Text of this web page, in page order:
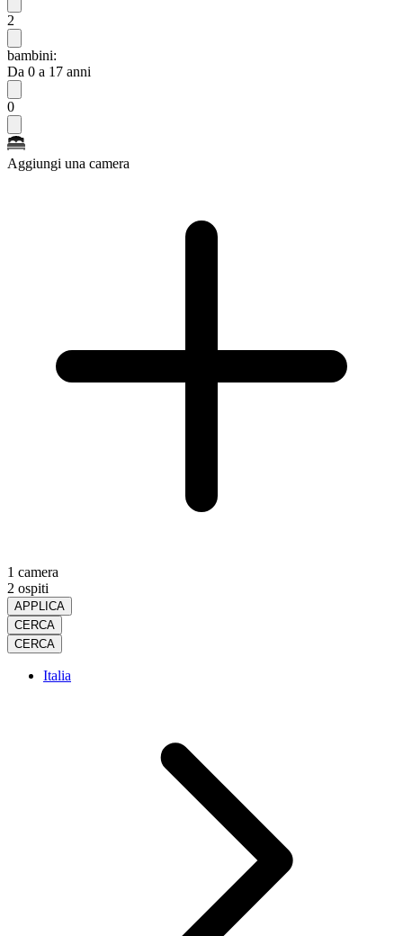
2
bambini:
Da 0 a 17 anni
0
Aggiungi una camera
1 camera
2 ospiti
APPLICA
CERCA
CERCA
Italia